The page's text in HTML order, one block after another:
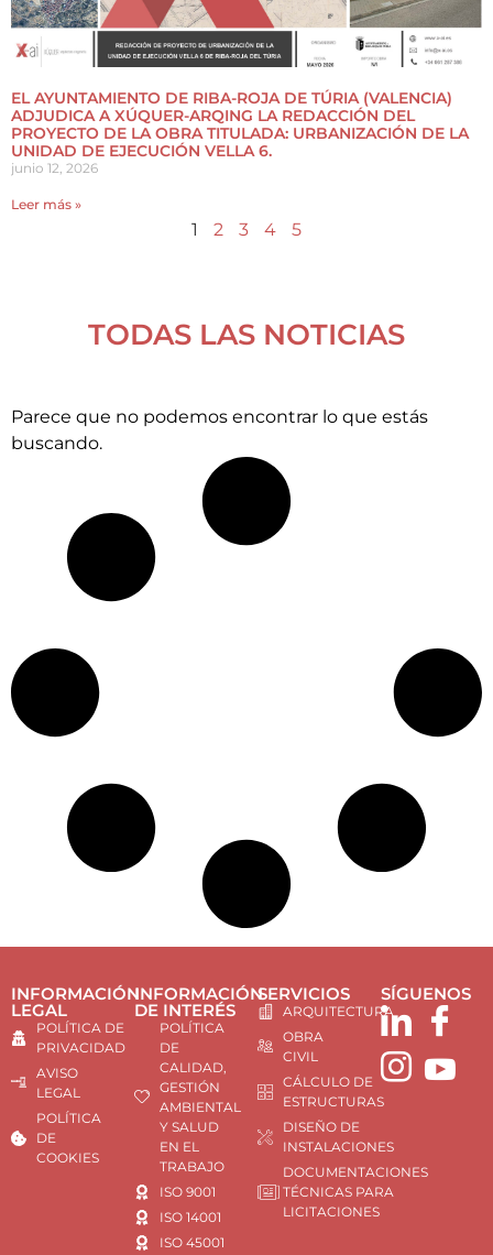
EL AYUNTAMIENTO DE RIBA-ROJA DE TÚRIA (VALENCIA)
ADJUDICA A XÚQUER-ARQING LA REDACCIÓN DEL
PROYECTO DE LA OBRA TITULADA: URBANIZACIÓN DE LA
UNIDAD DE EJECUCIÓN VELLA 6.
junio 12, 2026
Leer más »
1 2 3 4 5
TODAS LAS NOTICIAS
Parece que no podemos encontrar lo que estás
buscando.
INFORMACIÓN
LEGAL
POLÍTICA DE
PRIVACIDAD
AVISO
LEGAL
POLÍTICA
DE
COOKIES
INFORMACIÓN
DE INTERÉS
POLÍTICA
DE
CALIDAD,
GESTIÓN
AMBIENTAL
Y SALUD
EN EL
TRABAJO
ISO 9001
ISO 14001
ISO 45001
SERVICIOS
ARQUITECTURA
OBRA
CIVIL
CÁLCULO DE
ESTRUCTURAS
DISEÑO DE
INSTALACIONES
DOCUMENTACIONES
TÉCNICAS PARA
LICITACIONES
SÍGUENOS